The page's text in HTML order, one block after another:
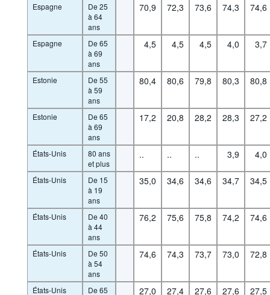
Espagne
De 25
à 64
ans
70,9 72,3 73,6 74,3 74,6
Espagne
De 65
à 69
ans
4,5 4,5 4,5 4,0 3,7
Estonie
De 55
à 59
ans
80,4 80,6 79,8 80,3 80,8
Estonie
De 65
à 69
ans
17,2 20,8 28,2 28,3 27,2
États-Unis
80 ans
et plus
.. .. .. 3,9 4,0
États-Unis
De 15
à 19
ans
35,0 34,6 34,6 34,7 34,5
États-Unis
De 40
à 44
ans
76,2 75,6 75,8 74,2 74,6
États-Unis
De 50
à 54
ans
74,6 74,3 73,7 73,0 72,8
États-Unis
De 65
27,0 27,4 27,6 27,6 27,5